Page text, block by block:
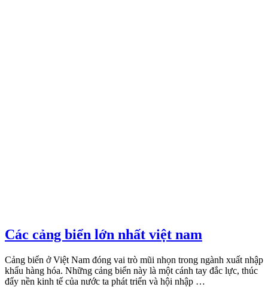
Các cảng biển lớn nhất việt nam
Cảng biển ở Việt Nam đóng vai trò mũi nhọn trong ngành xuất nhập
khẩu hàng hóa. Những cảng biển này là một cánh tay đắc lực, thúc
đẩy nền kinh tế của nước ta phát triển và hội nhập …